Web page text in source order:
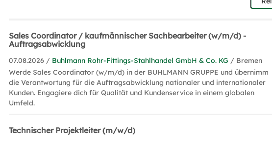
Sales Coordinator / kaufmännischer Sachbearbeiter (w/m/d) -
Auftragsabwicklung
07.08.2026 / Buhlmann Rohr-Fittings-Stahlhandel GmbH & Co. KG / Bremen
Werde Sales Coordinator (w/m/d) in der BUHLMANN GRUPPE und übernimm
die Verantwortung für die Auftragsabwicklung nationaler und internationaler
Kunden. Engagiere dich für Qualität und Kundenservice in einem globalen
Umfeld.
Technischer Projektleiter (m/w/d)